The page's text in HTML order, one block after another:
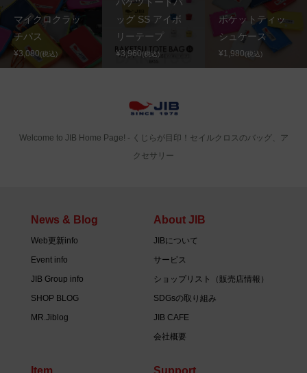
マイクロクラッ
チパス
¥3,080(税込)
ッグ SS アイボ
リーテープ
¥3,960(税込)
ポケットティッ
シュケース
¥1,980(税込)
Welcome to JIB Home Page! ‐ くじらが目印！セイルクロスのバッグ、ア
クセサリー
News & Blog
Web更新info
Event info
JIB Group info
SHOP BLOG
MR.Jiblog
About JIB
JIBについて
サービス
ショップリスト（販売店情報）
SDGsの取り組み
JIB CAFE
会社概要